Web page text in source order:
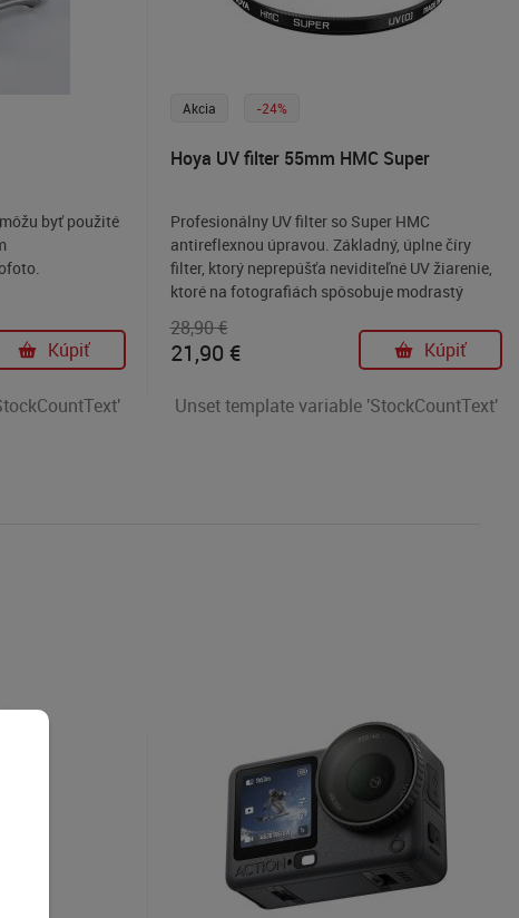
byť použité
Kúpiť
Akcia -24%
Hoya UV filter 55mm HMC Super
Profesionálny UV filter so Super HMC
antireflexnou úpravou. Základný, úplne číry
filter, ktorý neprepúšťa neviditeľné UV žiarenie,
ktoré na fotografiách spôsobuje modrastý
28,90 €
21,90 € Kúpiť
Unset template variable 'StockCountText'